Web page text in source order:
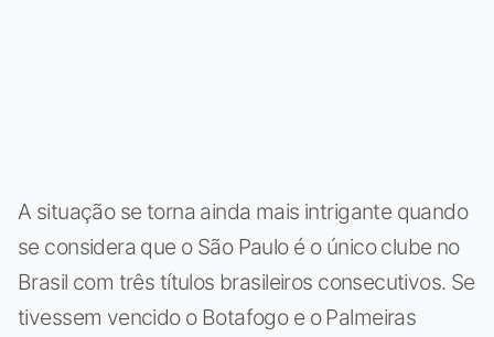
A situação se torna ainda mais intrigante quando
se considera que o São Paulo é o único clube no
Brasil com três títulos brasileiros consecutivos. Se
tivessem vencido o Botafogo e o Palmeiras